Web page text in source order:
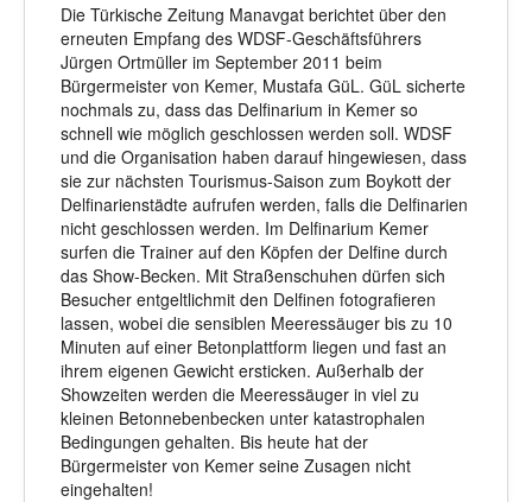
Die Türkische Zeitung Manavgat berichtet über den
erneuten Empfang des WDSF-Geschäftsführers
Jürgen Ortmüller im September 2011 beim
Bürgermeister von Kemer, Mustafa GüL. GüL sicherte
nochmals zu, dass das Delfinarium in Kemer so
schnell wie möglich geschlossen werden soll. WDSF
und die Organisation haben darauf hingewiesen, dass
sie zur nächsten Tourismus-Saison zum Boykott der
Delfinarienstädte aufrufen werden, falls die Delfinarien
nicht geschlossen werden. Im Delfinarium Kemer
surfen die Trainer auf den Köpfen der Delfine durch
das Show-Becken. Mit Straßenschuhen dürfen sich
Besucher entgeltlichmit den Delfinen fotografieren
lassen, wobei die sensiblen Meeressäuger bis zu 10
Minuten auf einer Betonplattform liegen und fast an
ihrem eigenen Gewicht ersticken. Außerhalb der
Showzeiten werden die Meeressäuger in viel zu
kleinen Betonnebenbecken unter katastrophalen
Bedingungen gehalten. Bis heute hat der
Bürgermeister von Kemer seine Zusagen nicht
eingehalten!